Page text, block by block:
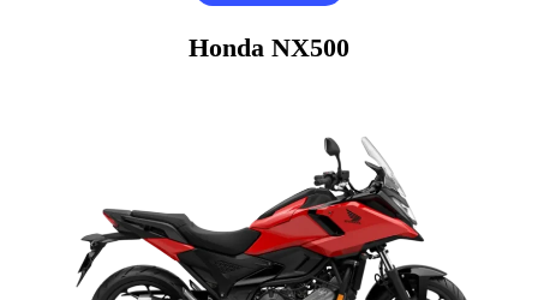
Honda NX500